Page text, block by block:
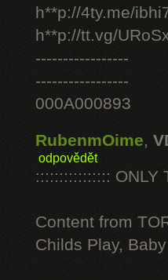
h**p://4ty.me/
h**p://tt.vg/
-----------------
-----------------
000A000893
RubenmOime,
odpovědět
:::::::::::::::: ONLY
Content from
Childs Play,